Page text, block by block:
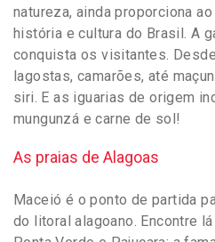
natureza, ainda proporciona
história e cultura do Brasil. A
conquista os visitantes.
lagostas, camarões, até
siri. E as iguarias de origem
mungunzá e carne de sol!
As praias de Alagoas
Maceió é o ponto de partida
do litoral alagoano. Encontre